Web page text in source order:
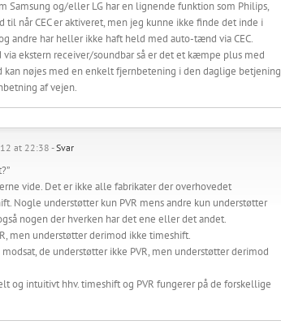
Samsung og/eller LG har en lignende funktion som Philips,
til når CEC er aktiveret, men jeg kunne ikke finde det inde i
andre har heller ikke haft held med auto-tænd via CEC.
via ekstern receiver/soundbar så er det et kæmpe plus med
kan nøjes med en enkelt fjernbetening i den daglige betjening
af vejen.
at 22:38 -Svar
vide. Det er ikke alle fabrikater der overhovedet
Nogle understøtter kun PVR mens andre kun understøtter
nogen der hverken har det ene eller det andet.
men understøtter derimod ikke timeshift.
de understøtter ikke PVR, men understøtter derimod
og intuitivt hhv. timeshift og PVR fungerer på de forskellige